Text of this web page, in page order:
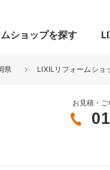
門まわり
ショップを探す
県 LIXILリフォームショ
お見積・